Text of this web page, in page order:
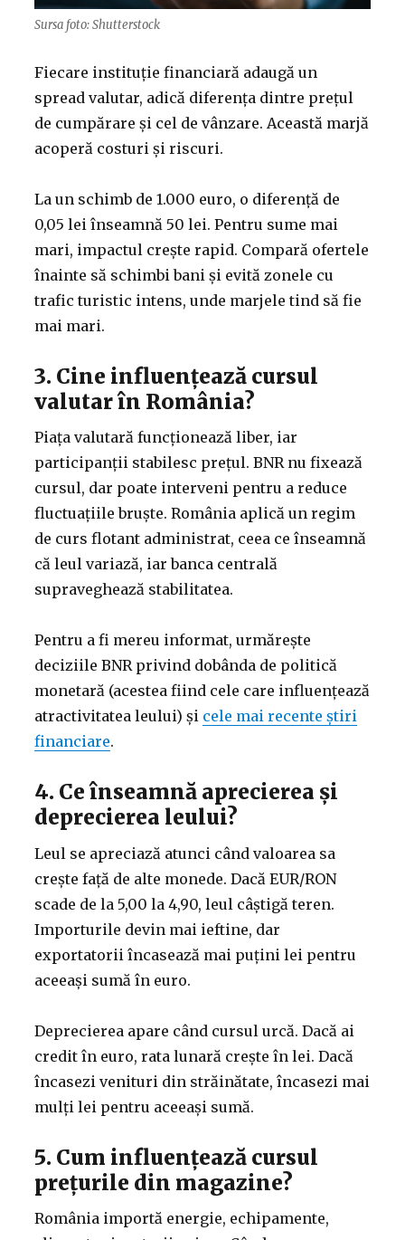
Sursa foto: Shutterstock
Fiecare instituție financiară adaugă un
spread valutar, adică diferența dintre prețul
de cumpărare și cel de vânzare. Această marjă
acoperă costuri și riscuri.
La un schimb de 1.000 euro, o diferență de
0,05 lei înseamnă 50 lei. Pentru sume mai
mari, impactul crește rapid. Compară ofertele
înainte să schimbi bani și evită zonele cu
trafic turistic intens, unde marjele tind să fie
mai mari.
3. Cine influențează cursul
valutar în România?
Piața valutară funcționează liber, iar
participanții stabilesc prețul. BNR nu fixează
cursul, dar poate interveni pentru a reduce
fluctuațiile bruște. România aplică un regim
de curs flotant administrat, ceea ce înseamnă
că leul variază, iar banca centrală
supraveghează stabilitatea.
Pentru a fi mereu informat, urmărește
deciziile BNR privind dobânda de politică
monetară (acestea fiind cele care influențează
atractivitatea leului) și cele mai recente știri
financiare.
4. Ce înseamnă aprecierea și
deprecierea leului?
Leul se apreciază atunci când valoarea sa
crește față de alte monede. Dacă EUR/RON
scade de la 5,00 la 4,90, leul câștigă teren.
Importurile devin mai ieftine, dar
exportatorii încasează mai puțini lei pentru
aceeași sumă în euro.
Deprecierea apare când cursul urcă. Dacă ai
credit în euro, rata lunară crește în lei. Dacă
încasezi venituri din străinătate, încasezi mai
mulți lei pentru aceeași sumă.
5. Cum influențează cursul
prețurile din magazine?
România importă energie, echipamente,